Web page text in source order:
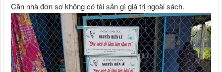
Căn nhà đơn sơ không có tài sản gì giá trị ngoài sách.